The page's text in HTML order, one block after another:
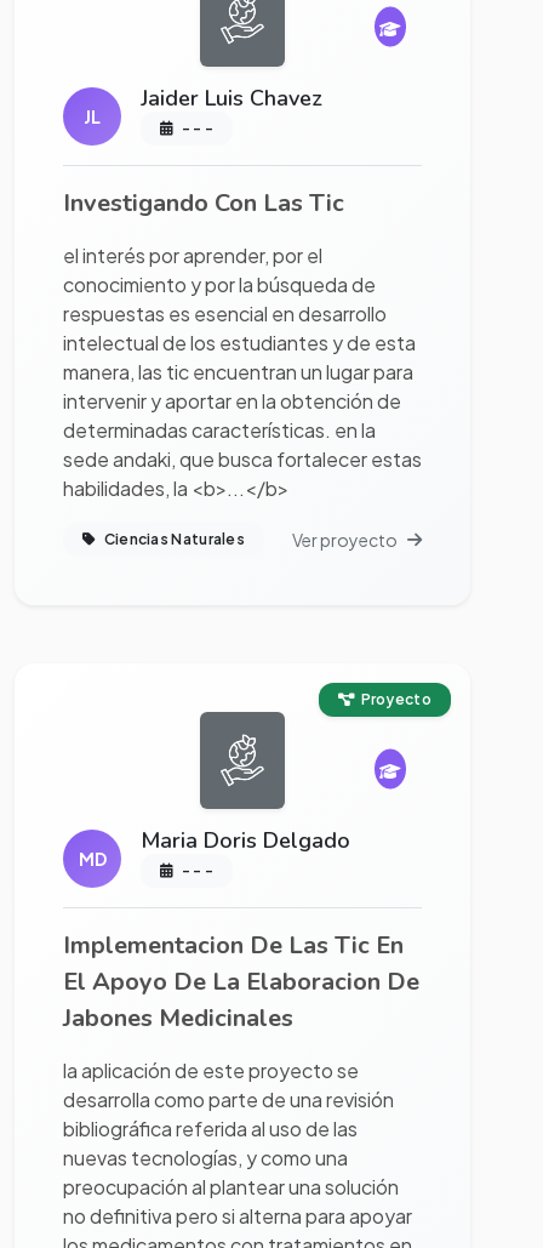
JL
Jaider Luis Chavez
- - -
Investigando Con Las Tic
el interés por aprender, por el
conocimiento y por la búsqueda de
respuestas es esencial en desarrollo
intelectual de los estudiantes y de esta
manera, las tic encuentran un lugar para
intervenir y aportar en la obtención de
determinadas características. en la
sede andaki, que busca fortalecer estas
habilidades, la <b>...</b>
Ciencias Naturales Ver proyecto
Proyecto
MD
Maria Doris Delgado
- - -
Implementacion De Las Tic En
El Apoyo De La Elaboracion De
Jabones Medicinales
la aplicación de este proyecto se
desarrolla como parte de una revisión
bibliográfica referida al uso de las
nuevas tecnologías, y como una
preocupación al plantear una solución
no definitiva pero si alterna para apoyar